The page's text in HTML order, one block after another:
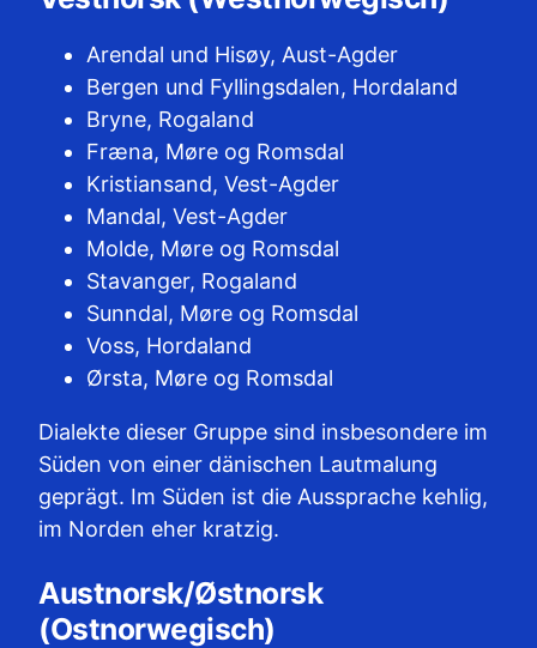
Arendal und Hisøy, Aust-Agder
Bergen und Fyllingsdalen, Hordaland
Bryne, Rogaland
Fræna, Møre og Romsdal
Kristiansand, Vest-Agder
Mandal, Vest-Agder
Molde, Møre og Romsdal
Stavanger, Rogaland
Sunndal, Møre og Romsdal
Voss, Hordaland
Ørsta, Møre og Romsdal
Dialekte dieser Gruppe sind insbesondere im
Süden von einer dänischen Lautmalung
geprägt. Im Süden ist die Aussprache kehlig,
im Norden eher kratzig.
Austnorsk/Østnorsk
(Ostnorwegisch)